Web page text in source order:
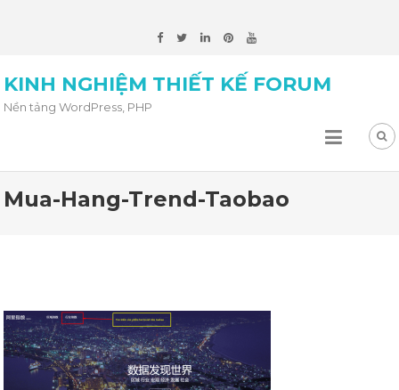
KINH NGHIỆM THIẾT KẾ FORUM
Nền tảng WordPress, PHP
Mua-Hang-Trend-Taobao